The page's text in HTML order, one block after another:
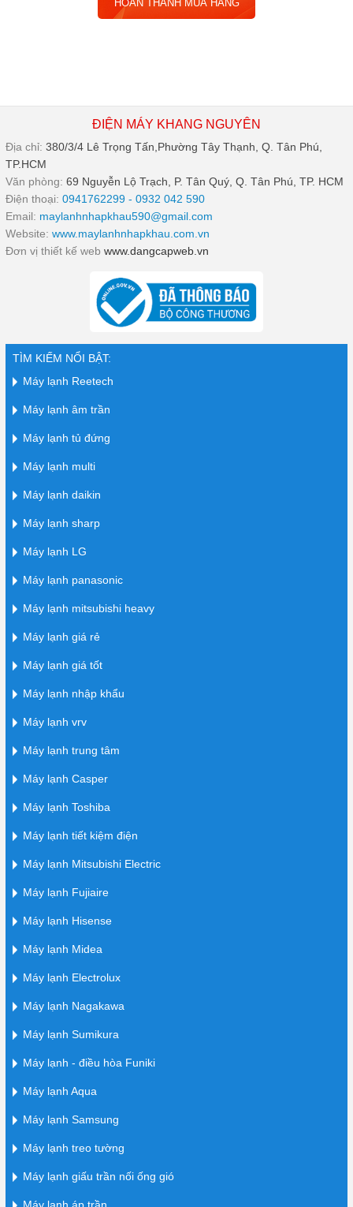
ĐIỆN MÁY KHANG NGUYÊN
Địa chỉ: 380/3/4 Lê Trọng Tấn,Phường Tây Thạnh, Q. Tân Phú,
TP.HCM
Văn phòng: 69 Nguyễn Lộ Trạch, P. Tân Quý, Q. Tân Phú, TP. HCM
Điện thoại: 0941762299 - 0932 042 590
Email: maylanhnhapkhau590@gmail.com
Website: www.maylanhnhapkhau.com.vn
Đơn vị thiết kế web www.dangcapweb.vn
TÌM KIẾM NỔI BẬT:
Máy lạnh Reetech
Máy lạnh âm trần
Máy lạnh tủ đứng
Máy lạnh multi
Máy lạnh daikin
Máy lạnh sharp
Máy lạnh LG
Máy lạnh panasonic
Máy lạnh mitsubishi heavy
Máy lạnh giá rẻ
Máy lạnh giá tốt
Máy lạnh nhập khẩu
Máy lạnh vrv
Máy lạnh trung tâm
Máy lạnh Casper
Máy lạnh Toshiba
Máy lạnh tiết kiệm điện
Máy lạnh Mitsubishi Electric
Máy lạnh Fujiaire
Máy lạnh Hisense
Máy lạnh Midea
Máy lạnh Electrolux
Máy lạnh Nagakawa
Máy lạnh Sumikura
Máy lạnh - điều hòa Funiki
Máy lạnh Aqua
Máy lạnh Samsung
Máy lạnh treo tường
Máy lạnh giấu trần nối ống gió